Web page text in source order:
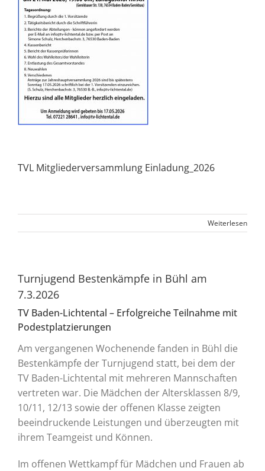
TVL Mitgliederversammlung Einladung_2026
Weiterlesen
Turnjugend Bestenkämpfe in Bühl am
7.3.2026
TV Baden-Lichtental – Erfolgreiche Teilnahme mit
Podestplatzierungen
Am vergangenen Wochenende fanden in Bühl die
Bestenkämpfe der Turnjugend statt, bei dem der
TV Baden-Lichtental mit mehreren Mannschaften
vertreten war. Die Mädchen der Altersklassen 8/9,
10/11, 12/13 sowie der offenen Klasse zeigten
beeindruckende Leistungen und überzeugten mit
ihrem Teamgeist und Können.
Im offenen Wettkampf für Mädchen und Frauen ab